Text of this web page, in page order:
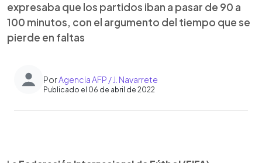
expresaba que los partidos iban a pasar de 90 a
100 minutos, con el argumento del tiempo que se
pierde en faltas
PorAgencia AFP / J. Navarrete
Publicado el 06 de abril de 2022
►